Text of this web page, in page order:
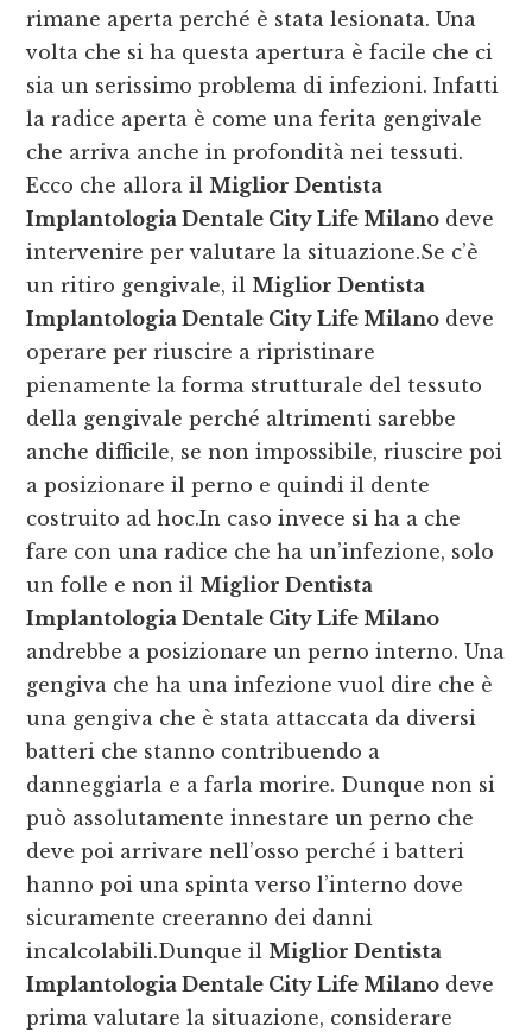
rimane aperta perché è stata lesionata. Una
volta che si ha questa apertura è facile che ci
sia un serissimo problema di infezioni. Infatti
la radice aperta è come una ferita gengivale
che arriva anche in profondità nei tessuti.
Ecco che allora il Miglior Dentista
Implantologia Dentale City Life Milano deve
intervenire per valutare la situazione.Se c’è
un ritiro gengivale, il Miglior Dentista
Implantologia Dentale City Life Milano deve
operare per riuscire a ripristinare
pienamente la forma strutturale del tessuto
della gengivale perché altrimenti sarebbe
anche difficile, se non impossibile, riuscire poi
a posizionare il perno e quindi il dente
costruito ad hoc.In caso invece si ha a che
fare con una radice che ha un’infezione, solo
un folle e non il Miglior Dentista
Implantologia Dentale City Life Milano
andrebbe a posizionare un perno interno. Una
gengiva che ha una infezione vuol dire che è
una gengiva che è stata attaccata da diversi
batteri che stanno contribuendo a
danneggiarla e a farla morire. Dunque non si
può assolutamente innestare un perno che
deve poi arrivare nell’osso perché i batteri
hanno poi una spinta verso l’interno dove
sicuramente creeranno dei danni
incalcolabili.Dunque il Miglior Dentista
Implantologia Dentale City Life Milano deve
prima valutare la situazione, considerare